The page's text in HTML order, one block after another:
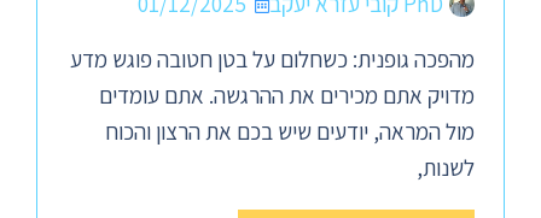
מהפכה גופנית: כשחלום על בטן חטובה פוגש מדע
מדויק אתם מכירים את ההרגשה. אתם עומדים
מול המראה, יודעים שיש בכם את הרצון והכוח
לשנות,